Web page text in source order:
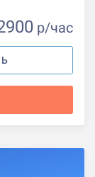
р/час